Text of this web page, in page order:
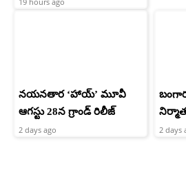
నయనతార ‘హాయ్’ మూవీ
ఆగస్టు 28న గ్రాండ్ రిలీజ్
2 days ago 2 days